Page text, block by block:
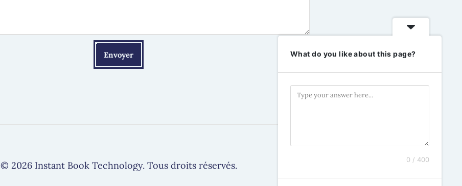
Envoyer
© 2026 Instant Book Technology. Tous droits réservés.
What do you like about this page?
0 / 400